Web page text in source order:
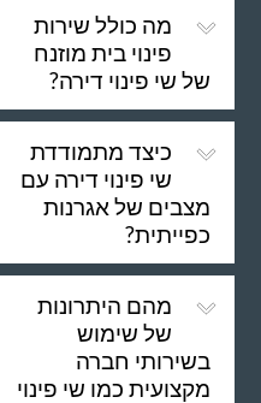
מה כולל שירות
פינוי בית מוזנח
של שי פינוי דירה?
כיצד מתמודדת
שי פינוי דירה עם
מצבים של אגרנות
כפייתית?
מהם היתרונות
של שימוש
בשירותי חברה
מקצועית כמו שי פינוי